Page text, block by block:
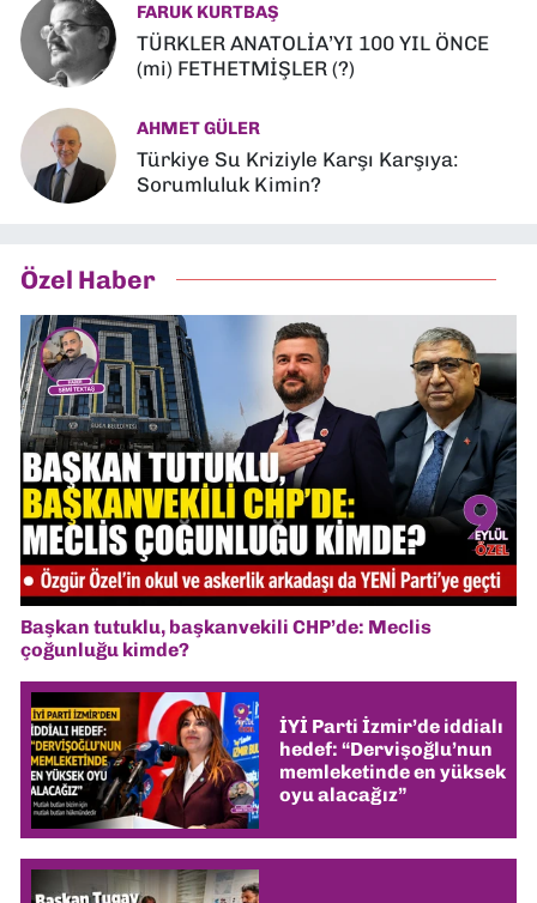
FARUK KURTBAŞ
TÜRKLER ANATOLİA’YI 100 YIL ÖNCE
(mi) FETHETMİŞLER (?)
AHMET GÜLER
Türkiye Su Kriziyle Karşı Karşıya:
Sorumluluk Kimin?
Özel Haber
Başkan tutuklu, başkanvekili CHP’de: Meclis
çoğunluğu kimde?
İYİ Parti İzmir’de iddialı
hedef: “Dervişoğlu’nun
memleketinde en yüksek
oyu alacağız”